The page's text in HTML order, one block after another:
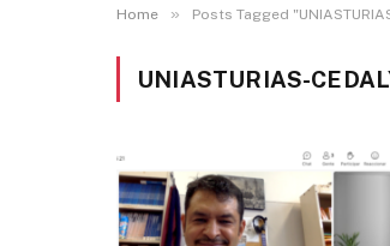
Home » Posts Tagged
UNIASTURIAS-